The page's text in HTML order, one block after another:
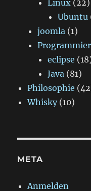
Linux (22)
Ubuntu
joomla (1)
eclipse
Java (81)
Philosophie
Whisky(10)
META
Anmelden